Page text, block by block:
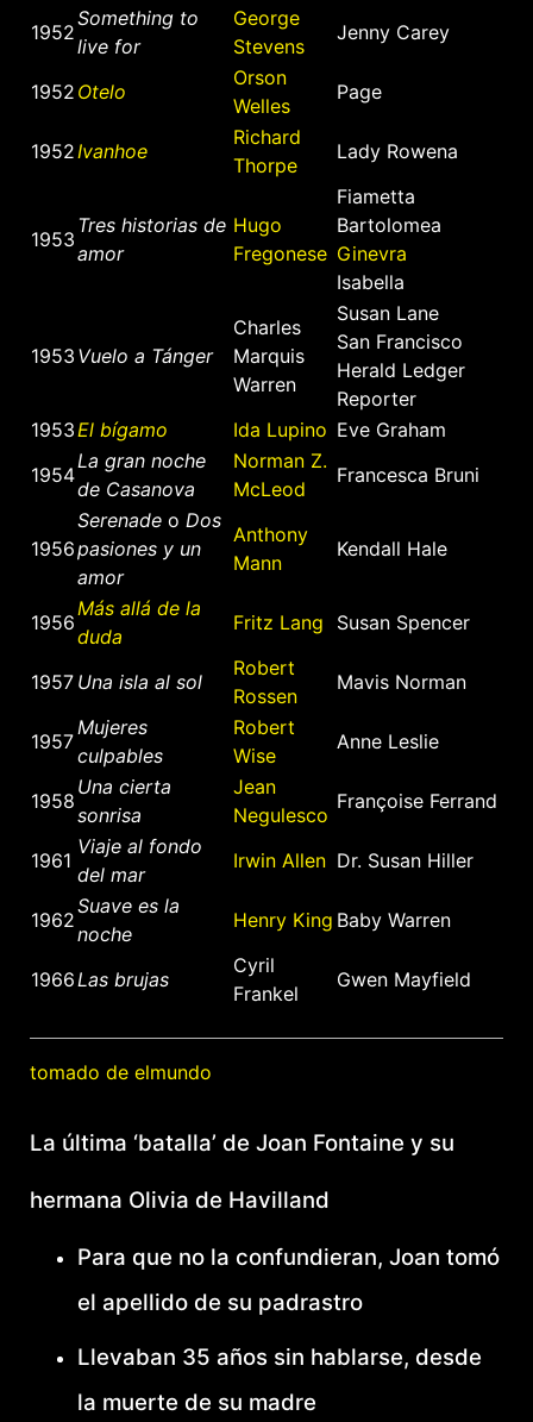
1952
Something to
live for
George
Stevens
Jenny Carey
1952 Otelo
Orson
Welles
Page
1952Ivanhoe
Richard
Thorpe
Lady Rowena
1953
Tres historias de
amor
Hugo
Fregonese
Fiametta
Bartolomea
Ginevra
Isabella
1953 Vuelo a Tánger
Charles
Marquis
Warren
Susan Lane
San Francisco
Herald Ledger
Reporter
1953El bígamo Ida Lupino Eve Graham
1954
La gran noche
de Casanova
Norman Z.
McLeod
Francesca Bruni
1956
Serenade o Dos
pasiones y un
amor
Anthony
Mann
Kendall Hale
1956
Más allá de la
duda
Fritz Lang Susan Spencer
1957 Una isla al sol
Robert
Rossen
Mavis Norman
1957
Mujeres
culpables
Robert
Wise
Anne Leslie
1958
Una cierta
sonrisa
Jean
Negulesco
Françoise Ferrand
1961
Viaje al fondo
del mar
Irwin Allen Dr. Susan Hiller
1962
Suave es la
noche
Henry King Baby Warren
1966Las brujas
Cyril
Frankel
Gwen Mayfield
tomado de elmundo
La última ‘batalla’ de Joan Fontaine y su
hermana Olivia de Havilland
Para que no la confundieran, Joan tomó
el apellido de su padrastro
Llevaban 35 años sin hablarse, desde
la muerte de su madre